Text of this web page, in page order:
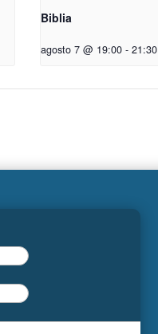
Biblia
agosto 7 @ 19:00 - 21:30
Nombre